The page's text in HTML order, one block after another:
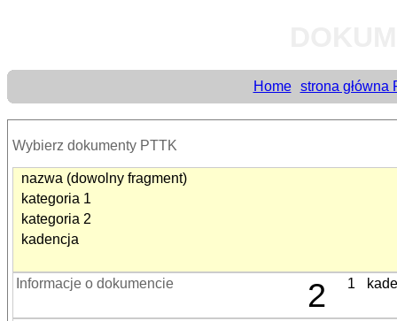
Home strona główna
Wybierz dokumenty PTTK
nazwa (dowolny fragment)
kategoria 1
kategoria 2
kadencja
Informacje o dokumencie 2 1